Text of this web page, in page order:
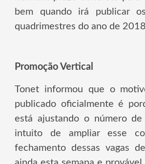
bem quando irá publicar
quadrimestres do ano de
Promoção Vertical
Tonet informou que o
publicado oficialmente é
está ajustando o número
intuito de ampliar esse
fechamento dessas vagas